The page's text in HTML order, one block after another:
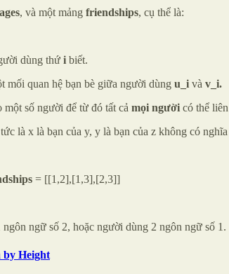
, và một mảng friendships, cụ thể là:
dùng thứ i biết.
mối quan hệ bạn bè giữa người dùng u_i và v_i.
số người để từ đó tất cả mọi người có thể
là x là bạn của y, y là bạn của z không có
= [[1,2],[1,3],[2,3]]
ngữ số 2, hoặc người dùng 2 ngôn ngữ số 1.
by Height